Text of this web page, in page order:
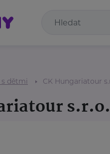
s dětmi CK Hungariatour
s.r.o.